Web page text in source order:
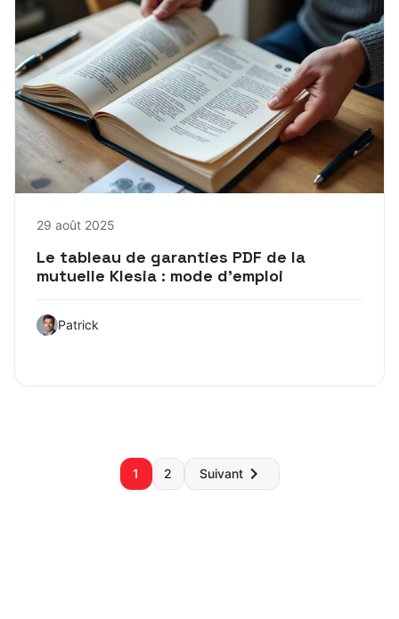
29 août 2025
Le tableau de garanties PDF de la
mutuelle Klesia : mode d’emploi
Patrick
Pagination
des
1 2 Suivant